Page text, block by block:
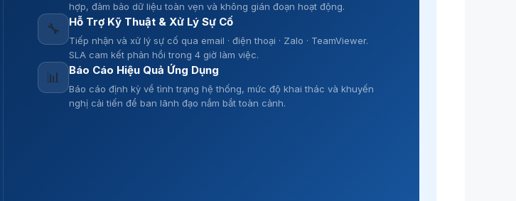
hợp, đảm bảo dữ liệu toàn vẹn và không gián đoạn hoạt động.
🔧 Hỗ Trợ Kỹ Thuật & Xử Lý Sự Cố
Tiếp nhận và xử lý sự cố qua email · điện thoại · Zalo · TeamViewer.
SLA cam kết phản hồi trong 4 giờ làm việc.
📊 Báo Cáo Hiệu Quả Ứng Dụng
Báo cáo định kỳ về tình trạng hệ thống, mức độ khai thác và khuyến
nghị cải tiến để ban lãnh đạo nắm bắt toàn cảnh.